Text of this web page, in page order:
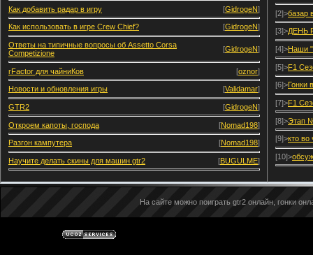
Как добавить радар в игру [GidrogeN]
Как использовать в игре Crew Chief? [GidrogeN]
Ответы на типичные вопросы об Assetto Corsa
Competizione
[GidrogeN]
rFactor для чайниКов [oznor]
Новости и обновления игры [Validamar]
GTR2 [GidrogeN]
Откроем капоты, господа [Nomad198]
Разгон кампутера [Nomad198]
Научите делать скины для машин gtr2 [BUGULME]
[2]>базар
[3]>ДЕНЬ
[4]>Наши
[5]>F1
[6]>Гонки
[7]>F1
[8]>Этап
[9]>кто во
[10]>
На сайте можно поиграть gtr2 онлайн, гонки